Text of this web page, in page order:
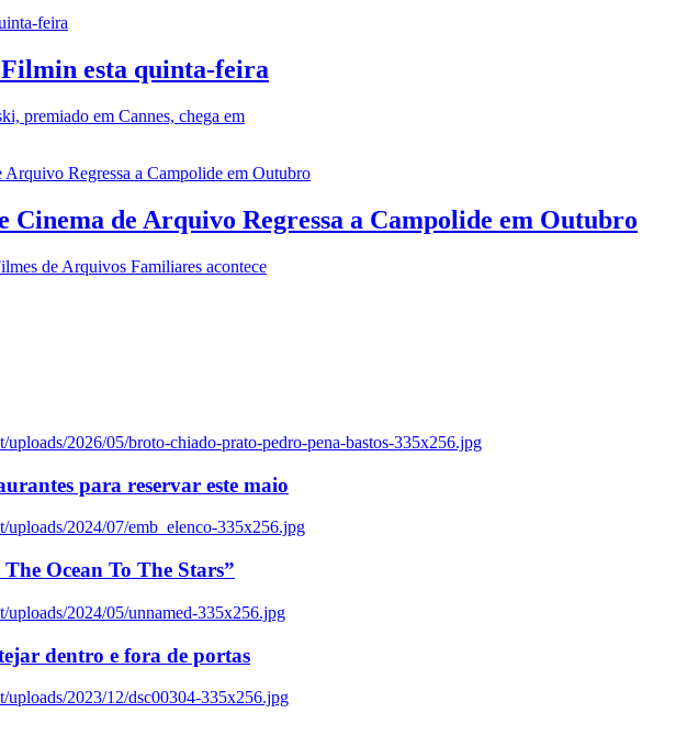
esta quinta-feira
premiado em Cannes, chega em
Cinema de Arquivo Regressa a Campolide em Outubro
de Arquivos Familiares acontece
2026/05/broto-chiado-prato-pedro-pena-bastos-335x256.jpg
para reservar este maio
2024/07/emb_elenco-335x256.jpg
Ocean To The Stars”
2024/05/unnamed-335x256.jpg
dentro e fora de portas
2023/12/dsc00304-335x256.jpg